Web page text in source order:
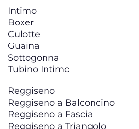
Intimo
Boxer
Culotte
Guaina
Sottogonna
Tubino Intimo
Reggiseno
Reggiseno a Balconcino
Reggiseno a Fascia
Reggiseno a Triangolo